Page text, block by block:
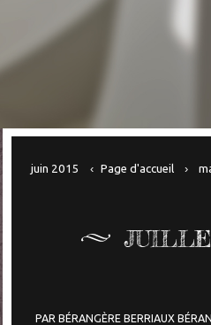
juin 2015 Page d'accueil
PAR BÉRANGÈRE BERRIAUX